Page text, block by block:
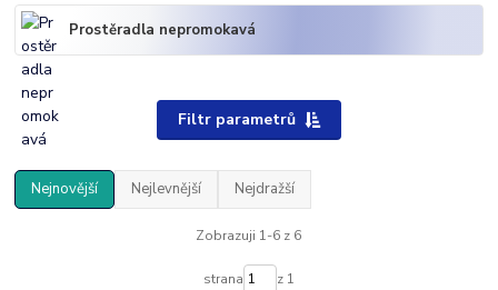
Prostěradla nepromokavá
Filtr parametrů
Nejnovější Nejlevnější Nejdražší
Zobrazuji 1-6 z 6
strana z 1